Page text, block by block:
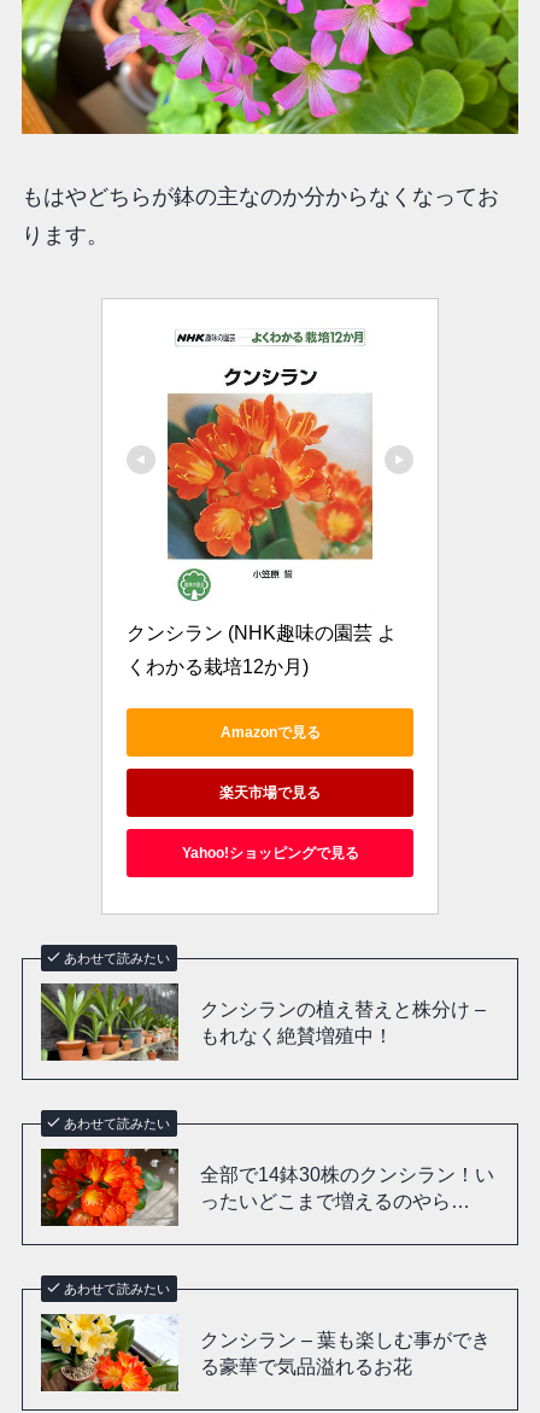
もはやどちらが鉢の主なのか分からなくなってお
ります。
クンシラン (NHK趣味の園芸 よ
くわかる栽培12か月)
Amazonで見る
楽天市場で見る
Yahoo!ショッピングで見る
あわせて読みたい
クンシランの植え替えと株分け –
もれなく絶賛増殖中！
あわせて読みたい
全部で14鉢30株のクンシラン！い
ったいどこまで増えるのやら…
あわせて読みたい
クンシラン – 葉も楽しむ事ができ
る豪華で気品溢れるお花